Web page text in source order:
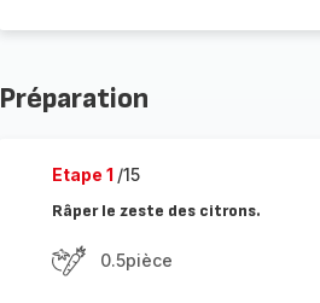
Préparation
Etape 1 /15
Râper le zeste des citrons.
0.5pièce